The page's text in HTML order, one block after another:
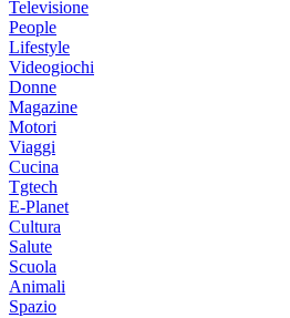
Televisione
People
Lifestyle
Videogiochi
Donne
Magazine
Motori
Viaggi
Cucina
Tgtech
E-Planet
Cultura
Salute
Scuola
Animali
Spazio